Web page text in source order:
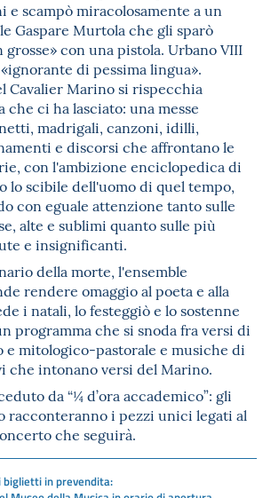
e scampò miracolosamente a un
Gaspare Murtola che gli sparò
con una pistola. Urbano VIII
di pessima lingua».
Cavalier Marino si rispecchia
ci ha lasciato: una messe
madrigali, canzoni, idilli,
e discorsi che affrontano le
con l'ambizione enciclopedica di
lo scibile dell'uomo di quel tempo,
con eguale attenzione tanto sulle
alte e sublimi quanto sulle più
e insignificanti.
della morte, l'ensemble
rendere omaggio al poeta e alla
i natali, lo festeggiò e lo sostenne
programma che si snoda fra versi di
e mitologico-pastorale e musiche di
che intonano versi del Marino.
da “¼ d’ora accademico”: gli
racconteranno i pezzi unici legati al
che seguirà.
biglietti in prevendita: